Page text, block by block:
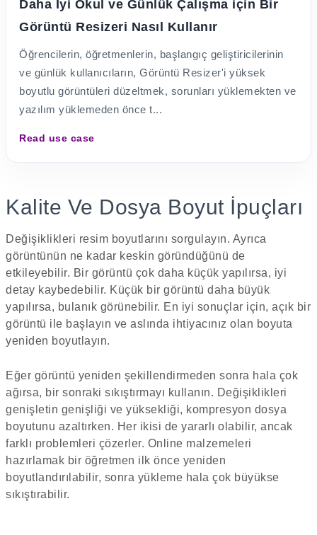
Daha İyi Okul ve Günlük Çalışma için Bir
Görüntü Resizeri Nasıl Kullanır
Öğrencilerin, öğretmenlerin, başlangıç geliştiricilerinin
ve günlük kullanıcıların, Görüntü Resizer'i yüksek
boyutlu görüntüleri düzeltmek, sorunları yüklemekten ve
yazılım yüklemeden önce t...
Read use case
Kalite Ve Dosya Boyut İpuçları
Değişiklikleri resim boyutlarını sorgulayın. Ayrıca
görüntünün ne kadar keskin göründüğünü de
etkileyebilir. Bir görüntü çok daha küçük yapılırsa, iyi
detay kaybedebilir. Küçük bir görüntü daha büyük
yapılırsa, bulanık görünebilir. En iyi sonuçlar için, açık bir
görüntü ile başlayın ve aslında ihtiyacınız olan boyuta
yeniden boyutlayın.
Eğer görüntü yeniden şekillendirmeden sonra hala çok
ağırsa, bir sonraki sıkıştırmayı kullanın. Değişiklikleri
genişletin genişliği ve yüksekliği, kompresyon dosya
boyutunu azaltırken. Her ikisi de yararlı olabilir, ancak
farklı problemleri çözerler. Online malzemeleri
hazırlamak bir öğretmen ilk önce yeniden
boyutlandırılabilir, sonra yükleme hala çok büyükse
sıkıştırabilir.